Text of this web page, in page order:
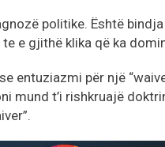
politike. Është
e gjithë klika që ka
entuziazmi për një
mund t’i rishkruajë